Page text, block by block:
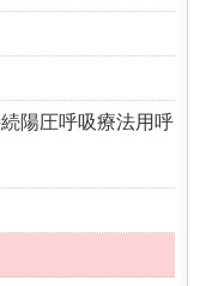
陽圧呼吸療法用呼